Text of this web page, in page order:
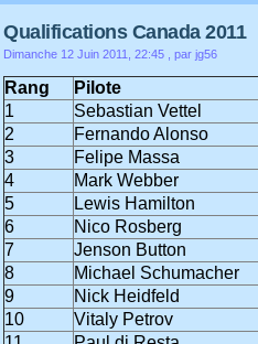
Qualifications Canada 2011
Dimanche 12 Juin 2011, 22:45 , par jg56
Rang Pilote
1
Sebastian Vettel
2
Fernando Alonso
3
Felipe Massa
4
Mark Webber
5
Lewis Hamilton
6
Nico Rosberg
7
Jenson Button
8
Michael Schumacher
9
Nick Heidfeld
10
Vitaly Petrov